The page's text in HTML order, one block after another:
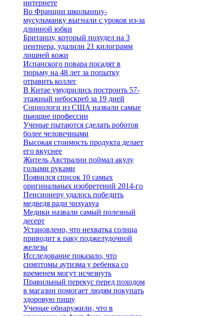
интернете
Во Франции школьницу-
мусульманку выгнали с уроков из-за
длинной юбки
Британцу, который похудел на 3
центнера, удалили 21 килограмм
лишней кожи
Испанского повара посадят в
тюрьму на 48 лет за попытку
отравить коллег
В Китае умудрились построить 57-
этажный небоскреб за 19 дней
Социологи из США назвали самые
пьющие профессии
Ученые пытаются сделать роботов
более человечными
Высокая стоимость продукта делает
его вкуснее
Житель Австралии поймал акулу
голыми руками
Появился список 10 самых
оригинальных изобретений 2014-го
Пенсионеру удалось победить
медведя ради чихуахуа
Медики назвали самый полезный
десерт
Установлено, что нехватка солнца
приводит к раку поджелудочной
железы
Исследование показало, что
симптомы аутизма у ребенка со
временем могут исчезнуть
Правильный перекус перед походом
в магазин помогает людям покупать
здоровую пищу
Ученые обнаружили, что в